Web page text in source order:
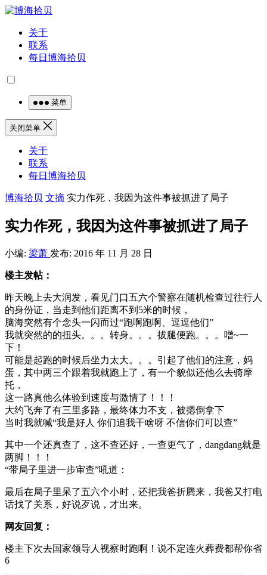
关于
联系
每日博海拾贝
菜单
关闭菜单
关于
联系
每日博海拾贝
博海拾贝 文摘 实力作死，我因为这件事被抓进了局子
实力作死，我因为这件事被抓进了局子
小编: 梁萧 发布: 2016 年 11 月 28 日
楼主发帖：
昨天晚上去大润发，看见门口五六个警察在随机检查过往行人
的身份证，当走到他们距离不到5米的时候，
脑海突然有个念头一闪而过“跑啊跑啊、逗逗他们”
我就突然的的扭头。。。转身。。。拔腿便跑。。。噌~一
下！
可能是起跑的时候后坐力太大。。。引起了他们的注意，妈
蛋，其中两三个跟着我就跑上了，有一个貌似还他么去骑摩
托，
这一路真他么体验到速度与激情了！！！
大约飞奔了有三里多路，最终体力不支，被摁倒拿下
当时我就喊“我是好人 你们追我干啥呀 不信你们可以查”
其中一个还真查了，这不查还好，一查更气了，dangdang就是
两脚！！！
“带局子里进一步审查”吼道：
最后在局子里呆了五六个小时，还把我爸折腾来，我爸又打电
话找了关系，好说歹说，才出来。
网友回复：
楼主下次去国家领导人视察时跑啊！说不定连火葬费都帮你省
6